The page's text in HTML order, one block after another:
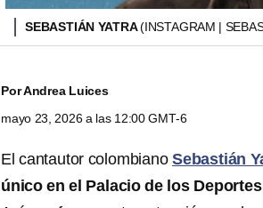
SEBASTIÁN YATRA(INSTAGRAM |
PorAndrea Luices
mayo 23, 2026 a las 12:00 GMT-6
El cantautor colombiano Sebastián
único en el Palacio de los